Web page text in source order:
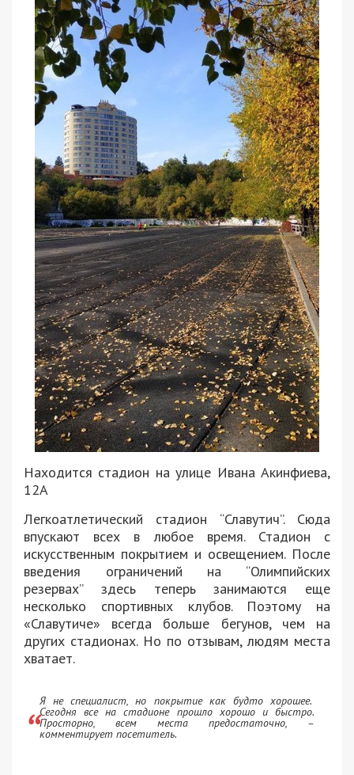
Находится стадион на улице Ивана Акинфиева,
12А
Легкоатлетический стадион “Славутич”. Сюда
впускают всех в любое время. Стадион с
искусственным покрытием и освещением. После
введения ограничений на “Олимпийских
резервах” здесь теперь занимаются еще
несколько спортивных клубов. Поэтому на
«Славутиче» всегда больше бегунов, чем на
других стадионах. Но по отзывам, людям места
хватает.
Я не специалист, но покрытие как будто хорошее.
Сегодня все на стадионе прошло хорошо и быстро.
Просторно, всем места предостаточно, –
комментирует посетитель.